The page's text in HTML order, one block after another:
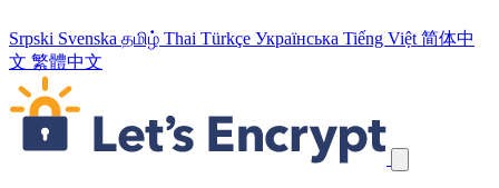
Srpski Svenska தமிழ் Thai Türkçe Українська Tiếng Việt 简体中
文 繁體中文
Skip navigation links